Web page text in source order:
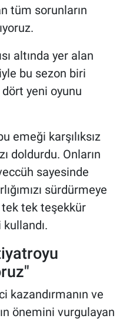
tüm sorunların
altında yer alan
bu sezon biri
yeni oyunu
emeği karşılıksız
doldurdu. Onların
sayesinde
sürdürmeye
tek teşekkür
kazandırmanın ve
önemini vurgulayan